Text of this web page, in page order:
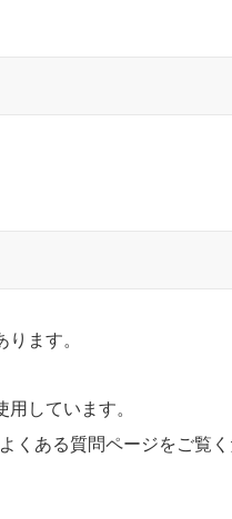
ます。
しています。
くある質問ページをご覧